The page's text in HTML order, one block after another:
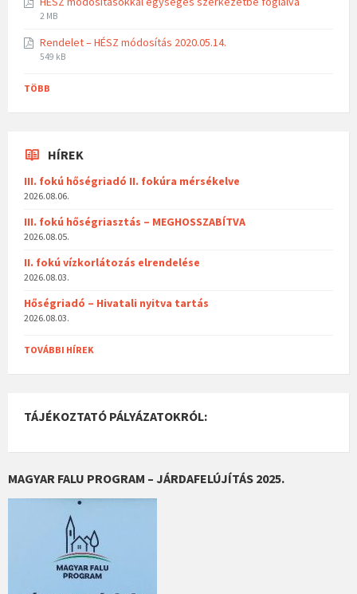
2 MB
Rendelet – HÉSZ módosítás 2020.05.14.
549 kB
TÖBB
HÍREK
III. fokú hőségriadó II. fokúra mérsékelve
2026.08.06.
III. fokú hőségriasztás – MEGHOSSZABÍTVA
2026.08.05.
II. fokú vízkorlátozás elrendelése
2026.08.03.
Hőségriadó – Hivatali nyitva tartás
2026.08.03.
TOVÁBBI HÍREK
TÁJÉKOZTATÓ PÁLYÁZATOKRÓL:
MAGYAR FALU PROGRAM – JÁRDAFELÚJÍTÁS 2025.